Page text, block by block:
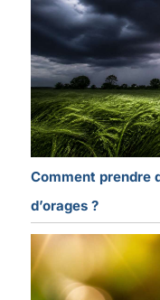
Comment prendre
d’orages ?